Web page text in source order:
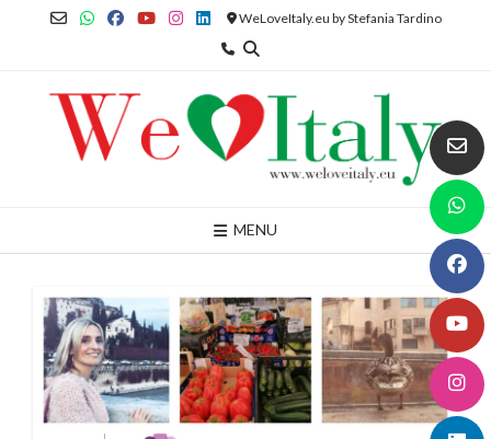
WeLoveItaly.eu by Stefania Tardino
MENU